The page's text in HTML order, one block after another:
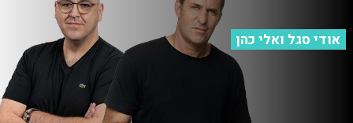
אודי סגל ואלי כהן